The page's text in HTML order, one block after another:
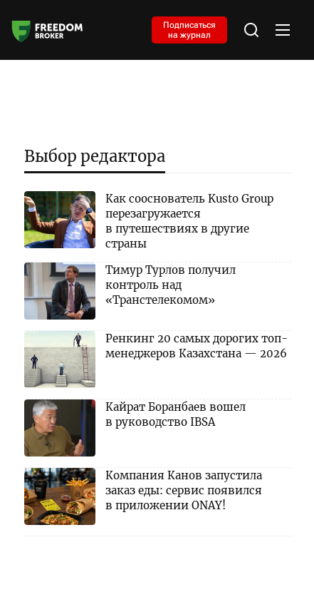
Подписаться
на журнал
Выбор редактора
Как сооснователь Kusto Group
перезагружается
в путешествиях в другие
страны
Тимур Турлов получил
контроль над
«Транстелекомом»
Ренкинг 20 самых дорогих топ-
менеджеров Казахстана — 2026
Кайрат Боранбаев вошел
в руководство IBSA
Компания Канов запустила
заказ еды: сервис появился
в приложении ONAY!